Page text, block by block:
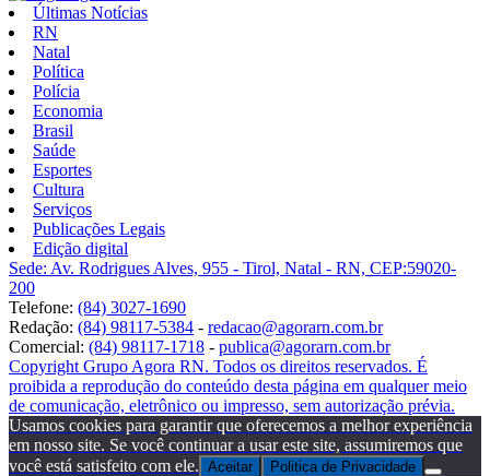
Últimas Notícias
RN
Natal
Política
Polícia
Economia
Brasil
Saúde
Esportes
Cultura
Serviços
Publicações Legais
Edição digital
Sede: Av. Rodrigues Alves, 955 - Tirol, Natal - RN, CEP:59020-
200
Telefone: (84) 3027-1690
Redação: (84) 98117-5384 - redacao@agorarn.com.br
Comercial: (84) 98117-1718 - publica@agorarn.com.br
Copyright Grupo Agora RN. Todos os direitos reservados. É
proibida a reprodução do conteúdo desta página em qualquer meio
de comunicação, eletrônico ou impresso, sem autorização prévia.
Usamos cookies para garantir que oferecemos a melhor experiência
em nosso site. Se você continuar a usar este site, assumiremos que
você está satisfeito com ele. Aceitar Politica de Privacidade